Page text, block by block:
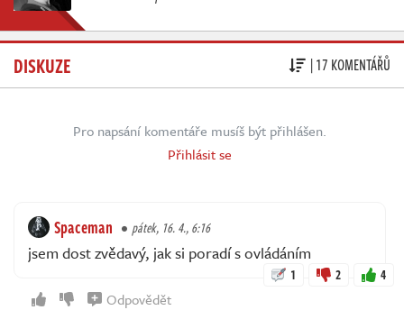
DISKUZE | 17 KOMENTÁŘŮ
Pro napsání komentáře musíš být přihlášen.
Přihlásit se
Spaceman pátek, 16. 4., 6:16
jsem dost zvědavý, jak si poradí s ovládáním
1 2 4
Odpovědět